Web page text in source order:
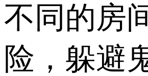
不同的房
险，躲避